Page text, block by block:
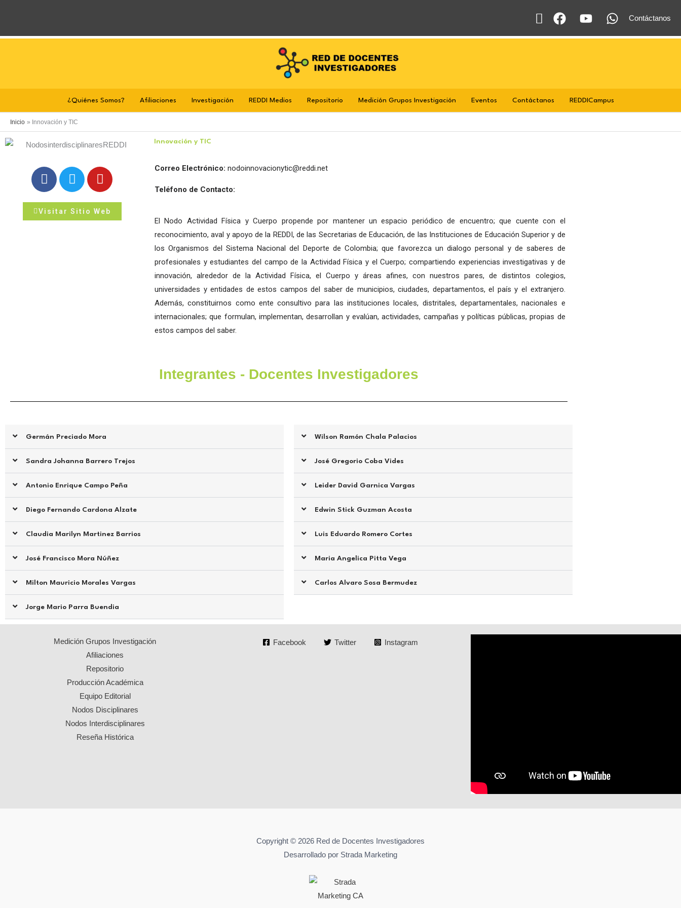
Buscar Contáctanos
¿Quiénes Somos? Afiliaciones Investigación REDDI Medios Repositorio Medición Grupos Investigación Eventos Contáctanos REDDICampus
Inicio Innovación y TIC
F
a
e
b
T
w
t
t
Y
o
t
u
Visitar Sitio Web
Innovación y TIC
Correo Electrónico: nodoinnovacionytic@reddi.net
Teléfono de Contacto:
El Nodo Actividad Física y Cuerpo propende por mantener un espacio periódico de encuentro; que cuente con el
reconocimiento, aval y apoyo de la REDDI, de las Secretarias de Educación, de las Instituciones de Educación Superior y de
los Organismos del Sistema Nacional del Deporte de Colombia; que favorezca un dialogo personal y de saberes de
profesionales y estudiantes del campo de la Actividad Física y el Cuerpo; compartiendo experiencias investigativas y de
innovación, alrededor de la Actividad Física, el Cuerpo y áreas afines, con nuestros pares, de distintos colegios,
universidades y entidades de estos campos del saber de municipios, ciudades, departamentos, el país y el extranjero.
Además, constituirnos como ente consultivo para las instituciones locales, distritales, departamentales, nacionales e
internacionales; que formulan, implementan, desarrollan y evalúan, actividades, campañas y políticas públicas, propias de
estos campos del saber.
Integrantes - Docentes Investigadores
Germán Preciado Mora
Sandra Johanna Barrero Trejos
Antonio Enrique Campo Peña
Diego Fernando Cardona Alzate
Claudia Marilyn Martinez Barrios
José Francisco Mora Núñez
Milton Mauricio Morales Vargas
Jorge Mario Parra Buendia
Wilson Ramón Chala Palacios
José Gregorio Coba Vides
Leider David Garnica Vargas
Edwin Stick Guzman Acosta
Luis Eduardo Romero Cortes
Maria Angelica Pitta Vega
Carlos Alvaro Sosa Bermudez
Medición Grupos Investigación
Afiliaciones
Repositorio
Producción Académica
Equipo Editorial
Nodos Disciplinares
Nodos Interdisciplinares
Reseña Histórica
Facebook Twitter Instagram
Copyright © 2026 Red de Docentes Investigadores
Desarrollado por Strada Marketing